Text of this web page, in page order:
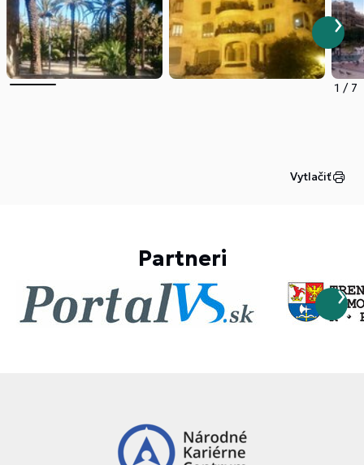
1 / 7
Vytlačiť
Partneri